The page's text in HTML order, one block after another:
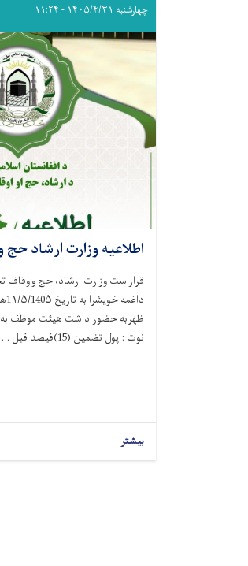
چهارشنبه ۱۴۰۵/۴/۳۱ - ۱۱:۲۴
اطلاعیه وزارت ارشاد حج
ظهربه حضور داشت هیئت موظف به
نوت : پول تضمین (15)فیصد قبل . . .
بیشتر